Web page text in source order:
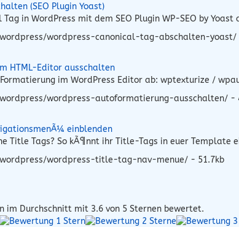
(SEO Plugin Yoast)
in WordPress mit dem SEO Plugin WP-SEO by Yoast
wordpress-canonical-tag-abschalten-yoast/
HTML-Editor ausschalten
im WordPress Editor ab: wptexturize /
wordpress-autoformatierung-ausschalten/ -
einblenden
Title Tags? So kÃ¶nnt ihr Title-Tags in euer Template
wordpress-title-tag-nav-menue/ - 51.7kb
im Durchschnitt mit 3.6 von 5 Sternen bewertet.